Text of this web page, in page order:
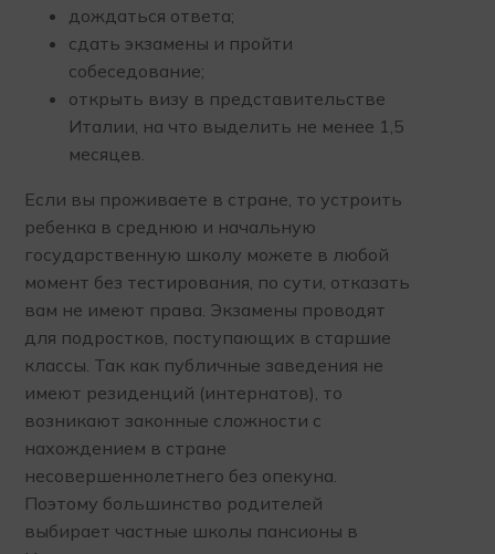
дождаться ответа;
сдать экзамены и пройти
собеседование;
открыть визу в представительстве
Италии, на что выделить не менее 1,5
месяцев.
Если вы проживаете в стране, то устроить
ребенка в среднюю и начальную
государственную школу можете в любой
момент без тестирования, по сути, отказать
вам не имеют права. Экзамены проводят
для подростков, поступающих в старшие
классы. Так как публичные заведения не
имеют резиденций (интернатов), то
возникают законные сложности с
нахождением в стране
несовершеннолетнего без опекуна.
Поэтому большинство родителей
выбирает частные школы пансионы в